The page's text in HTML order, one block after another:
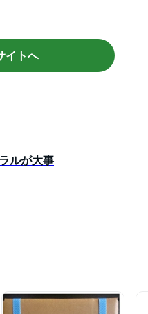
イトへ
ルが大事